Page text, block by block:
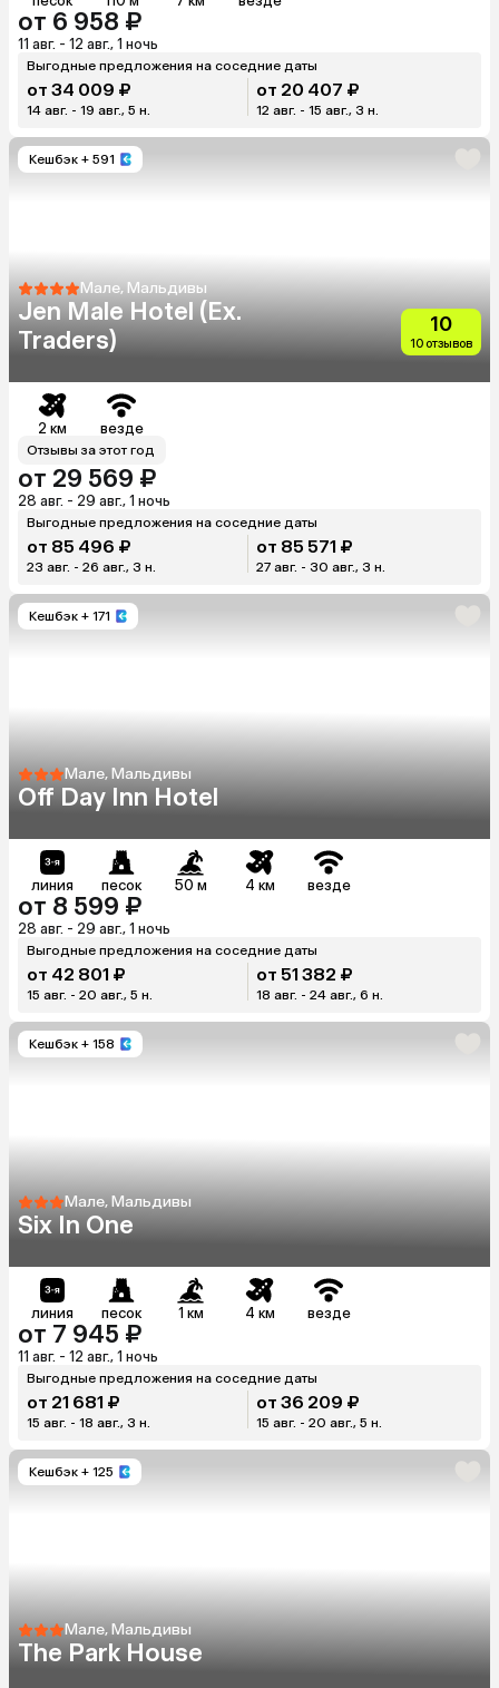
от 6 958 ₽
11 авг. - 12 авг., 1 ночь
Выгодные предложения на соседние даты
от 34 009 ₽
14 авг. - 19 авг., 5 н.
от 20 407 ₽
12 авг. - 15 авг., 3 н.
Кешбэк + 591
Мале, Мальдивы
Jen Male Hotel (Ex.
Traders)
10
10 отзывов
2 км везде
Отзывы за этот год
от 29 569 ₽
28 авг. - 29 авг., 1 ночь
Выгодные предложения на соседние даты
от 85 496 ₽
23 авг. - 26 авг., 3 н.
от 85 571 ₽
27 авг. - 30 авг., 3 н.
Кешбэк + 171
Мале, Мальдивы
Off Day Inn Hotel
линия песок 50 м 4 км везде
от 8 599 ₽
28 авг. - 29 авг., 1 ночь
Выгодные предложения на соседние даты
от 42 801 ₽
15 авг. - 20 авг., 5 н.
от 51 382 ₽
18 авг. - 24 авг., 6 н.
Кешбэк + 158
Мале, Мальдивы
Six In One
линия песок 1 км 4 км везде
от 7 945 ₽
11 авг. - 12 авг., 1 ночь
Выгодные предложения на соседние даты
от 21 681 ₽
15 авг. - 18 авг., 3 н.
от 36 209 ₽
15 авг. - 20 авг., 5 н.
Кешбэк + 125
Мале, Мальдивы
The Park House